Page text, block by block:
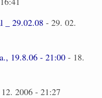
_ 29.02.08 - 29. 02.
19.8.06 - 21:00 - 18.
2006 - 21:27